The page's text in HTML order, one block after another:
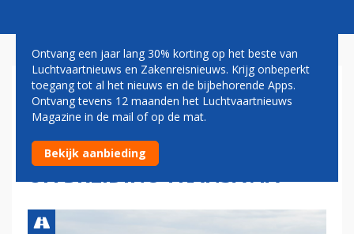
BRUSSELS AIRPORT: DEZE
ZOMER 9 NIEUWE
BESTEMMINGEN EN
UITBREIDING TRANSAVIA
Ontvang een jaar lang 30% korting op het beste van
Luchtvaartnieuws en Zakenreisnieuws. Krijg onbeperkt
toegang tot al het nieuws en de bijbehorende Apps.
Ontvang tevens 12 maanden het Luchtvaartnieuws
Magazine in de mail of op de mat.
Bekijk aanbieding